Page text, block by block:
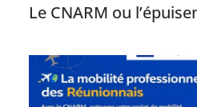
Le CNARM ou